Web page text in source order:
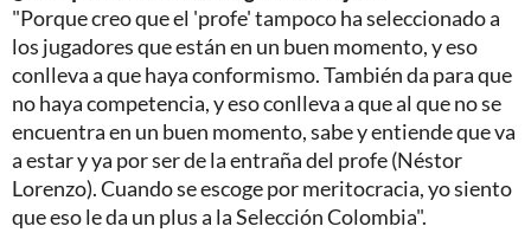
"Porque creo que el 'profe' tampoco ha seleccionado a
los jugadores que están en un buen momento, y eso
conlleva a que haya conformismo. También da para que
no haya competencia, y eso conlleva a que al que no se
encuentra en un buen momento, sabe y entiende que va
a estar y ya por ser de la entraña del profe (Néstor
Lorenzo). Cuando se escoge por meritocracia, yo siento
que eso le da un plus a la Selección Colombia".